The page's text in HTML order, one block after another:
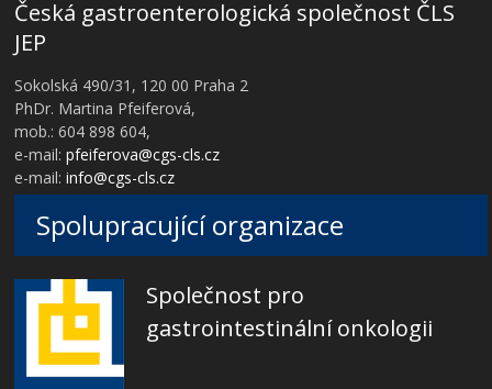
Česká gastroenterologická společnost ČLS
JEP
Sokolská 490/31, 120 00 Praha 2
PhDr. Martina Pfeiferová,
mob.: 604 898 604,
e-mail:pfeiferova@cgs-cls.cz
e-mail:info@cgs-cls.cz
Spolupracující organizace
Společnost pro
gastrointestinální onkologii